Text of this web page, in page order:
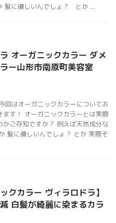
髪に優しいんでしょ？ とか ...
オーガニックカラー ダメ
ー山形市南原町美容室
回はオーガニックカラーについてお
ます！ オーガニックカラーとは実際
かご存知ですか？ 例えば天然成分な
髪に優しいんでしょ？ とか 実際そ
クカラー ヴィラロドラ】
白髪が綺麗に染まるカラ